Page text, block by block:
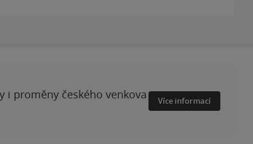
i proměny českého venkova
Více informací